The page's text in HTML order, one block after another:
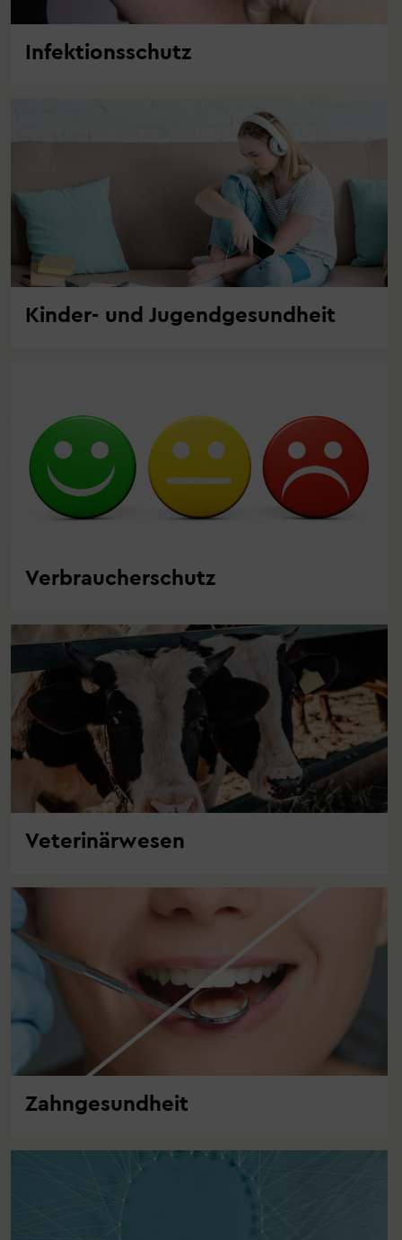
Infektionsschutz
Kinder- und Jugendgesundheit
Verbraucherschutz
Veterinärwesen
Zahngesundheit